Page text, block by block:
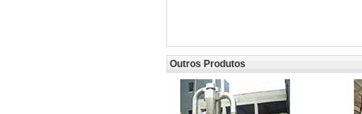
Outros Produtos